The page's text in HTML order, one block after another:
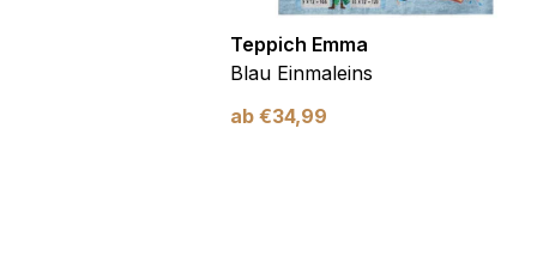
Teppich Emma
Blau Einmaleins
ab €34,99